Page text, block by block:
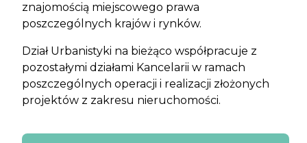
znajomością miejscowego prawa
poszczególnych krajów i rynków.
Dział Urbanistyki na bieżąco współpracuje z
pozostałymi działami Kancelarii w ramach
poszczególnych operacji i realizacji złożonych
projektów z zakresu nieruchomości.